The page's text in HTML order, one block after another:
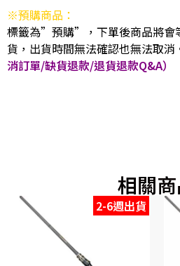
※預購商品：
標籤為”預購”，下單後商品將會
貨，出貨時間無法確認也無法取消
消訂單/缺貨退款/退貨退款Q&A）
相關
2-6週出貨